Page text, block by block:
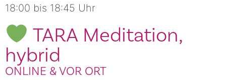
18:00 bis 18:45 Uhr
TARA Meditation,
hybrid
ONLINE & VOR ORT